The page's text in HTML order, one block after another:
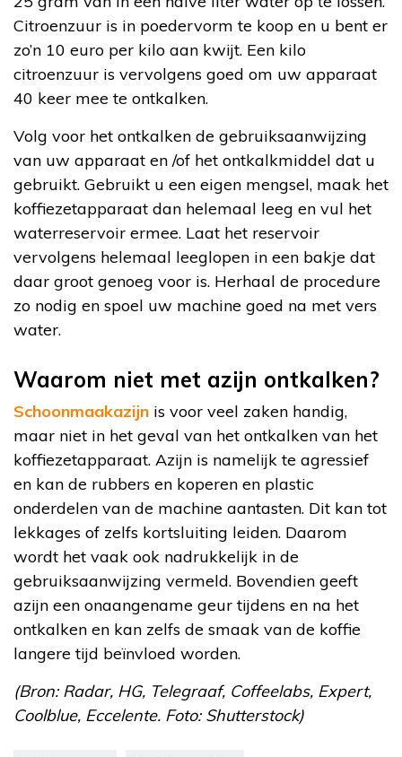
Citroenzuur is in poedervorm te koop en u bent er
zo’n 10 euro per kilo aan kwijt. Een kilo
citroenzuur is vervolgens goed om uw apparaat
40 keer mee te ontkalken.
Volg voor het ontkalken de gebruiksaanwijzing
van uw apparaat en /of het ontkalkmiddel dat u
gebruikt. Gebruikt u een eigen mengsel, maak het
koffiezetapparaat dan helemaal leeg en vul het
waterreservoir ermee. Laat het reservoir
vervolgens helemaal leeglopen in een bakje dat
daar groot genoeg voor is. Herhaal de procedure
zo nodig en spoel uw machine goed na met vers
water.
Waarom niet met azijn ontkalken?
Schoonmaakazijn is voor veel zaken handig,
maar niet in het geval van het ontkalken van het
koffiezetapparaat. Azijn is namelijk te agressief
en kan de rubbers en koperen en plastic
onderdelen van de machine aantasten. Dit kan tot
lekkages of zelfs kortsluiting leiden. Daarom
wordt het vaak ook nadrukkelijk in de
gebruiksaanwijzing vermeld. Bovendien geeft
azijn een onaangename geur tijdens en na het
ontkalken en kan zelfs de smaak van de koffie
langere tijd beïnvloed worden.
(Bron: Radar, HG, Telegraaf, Coffeelabs, Expert,
Coolblue, Eccelente. Foto: Shutterstock)